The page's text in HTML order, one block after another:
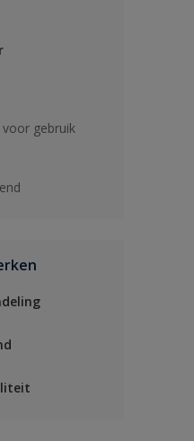
gebruik